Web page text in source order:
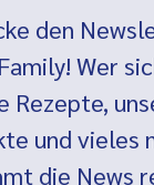
den
Wer
Rezepte,
und vieles
die News